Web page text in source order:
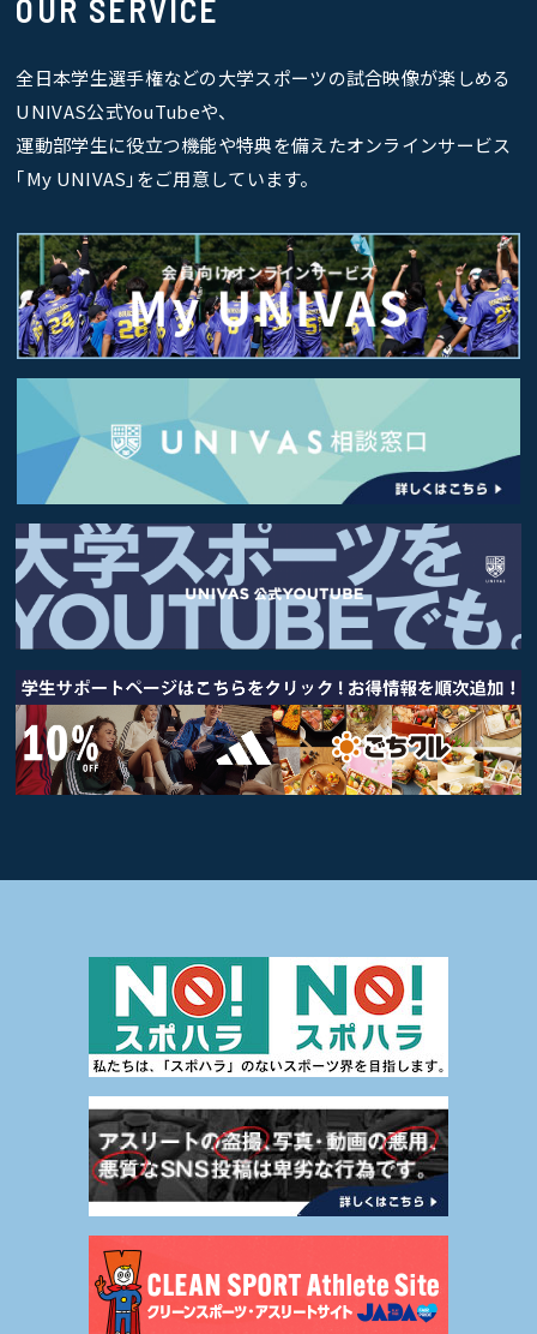
OUR SERVICE
全日本学生選手権などの大学スポーツの試合映像が楽しめる
UNIVAS公式YouTubeや、
運動部学生に役立つ機能や特典を備えたオンラインサービス
｢My UNIVAS｣をご用意しています。